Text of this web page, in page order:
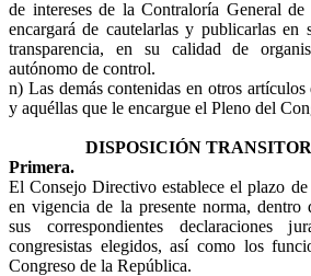
de intereses de la Contraloría General
encargará de cautelarlas y publicarlas en
transparencia, en su calidad de
autónomo de control.
n) Las demás contenidas en otros
y aquéllas que le encargue el Pleno del
DISPOSICIÓN
Primera.
El Consejo Directivo establece el plazo de
en vigencia de la presente norma, dentro
sus correspondientes declaraciones
congresistas elegidos, así como los
Congreso de la República.